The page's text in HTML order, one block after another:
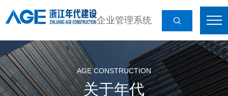
企业管理系统
AGE CONSTRUCTION
关于年代